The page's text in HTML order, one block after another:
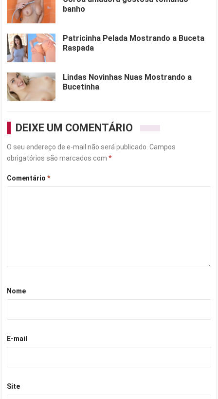
banho
Patricinha Pelada Mostrando a Buceta
Raspada
Lindas Novinhas Nuas Mostrando a
Bucetinha
DEIXE UM COMENTÁRIO
O seu endereço de e-mail não será publicado. Campos
obrigatórios são marcados com*
Comentário*
Nome
E-mail
Site